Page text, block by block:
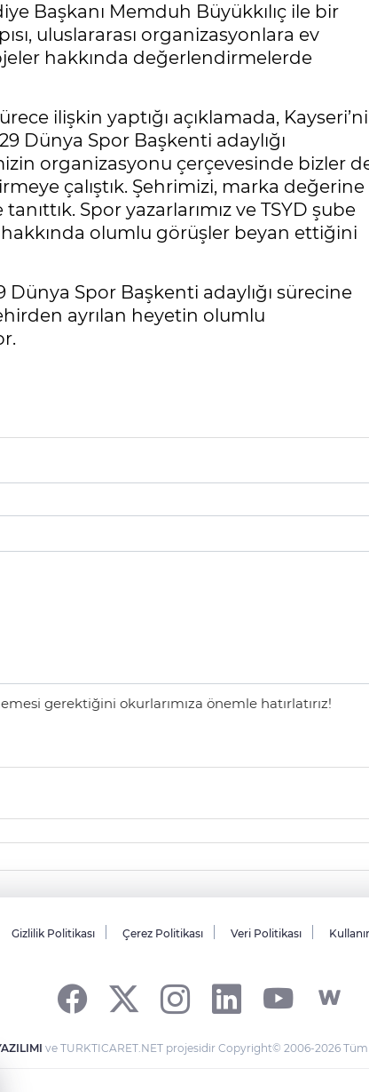
Başkanı Memduh Büyükkılıç ile bir
uluslararası organizasyonlara ev
hakkında değerlendirmelerde
ilişkin yaptığı açıklamada,
Dünya Spor Başkenti adaylığı
organizasyonu çerçevesinde bizler
çalıştık. Şehrimizi, marka değerine
Spor yazarlarımız ve TSYD şube
hakkında olumlu görüşler beyan ettiğini
Dünya Spor Başkenti adaylığı sürecine
ayrılan heyetin olumlu
gerektiğini okurlarımıza önemle hatırlatırız!
Gizlilik Politikası Çerez Politikası Veri Politikası
ve TURKTICARET.NET projesidir Copyright© 2006-2026 Tüm